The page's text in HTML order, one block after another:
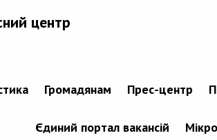
центр
Громадянам Прес-центр
Єдиний портал вакансій